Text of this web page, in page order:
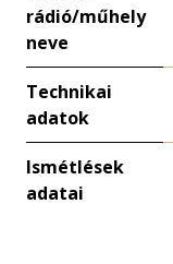
rádió/műhely
neve
Technikai
adatok
Ismétlések
adatai